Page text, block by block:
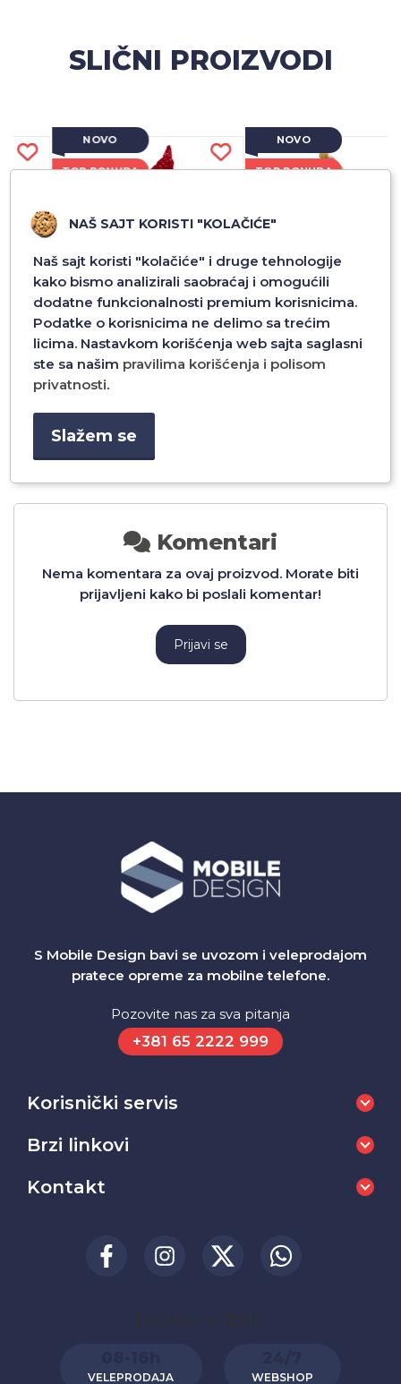
SLIČNI PROIZVODI
TOP PONUDA
DEDA MRAZ C25-11 75CM
TOP PONUDA
IRVAS C25-02 75CM
Komentari
Nema komentara za ovaj proizvod. Morate biti
prijavljeni kako bi poslali komentar!
Prijavi se
S Mobile Design bavi se uvozom i veleprodajom
pratece opreme za mobilne telefone.
Pozovite nas za sva pitanja
+381 65 2222 999
Korisnički servis
Brzi linkovi
Kontakt
RADNO VREME:
VELEPRODAJA WEBSHOP
NAŠ SAJT KORISTI "KOLAČIĆE"
Naš sajt koristi "kolačiće" i druge tehnologije
kako bismo analizirali saobraćaj i omogućili
dodatne funkcionalnosti premium korisnicima.
Podatke o korisnicima ne delimo sa trećim
licima. Nastavkom korišćenja web sajta saglasni
ste sa našim pravilima korišćenja i polisom
privatnosti.
Slažem se